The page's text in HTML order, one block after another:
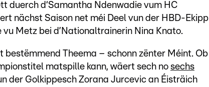
duerch d‘Samantha Ndenwadie vum HC
nächst Saison net méi Deel vun der HBD-Ekipp
Metz bei d’Nationaltrainerin Nina Knato.
bestëmmend Theema – schonn zënter Méint. Ob
matspille kann, wäert sech no sechs
der Golkippesch Zorana Jurcevic an Éisträich